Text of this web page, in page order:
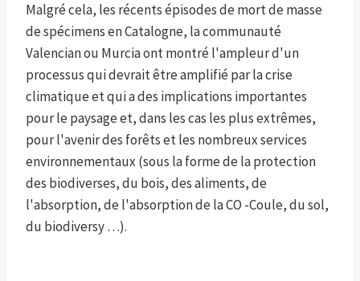
Malgré cela, les récents épisodes de mort de masse
de spécimens en Catalogne, la communauté
Valencian ou Murcia ont montré l'ampleur d'un
processus qui devrait être amplifié par la crise
climatique et qui a des implications importantes
pour le paysage et, dans les cas les plus extrêmes,
pour l'avenir des forêts et les nombreux services
environnementaux (sous la forme de la protection
des biodiverses, du bois, des aliments, de
l'absorption, de l'absorption de la CO -Coule, du sol,
du biodiversy …).